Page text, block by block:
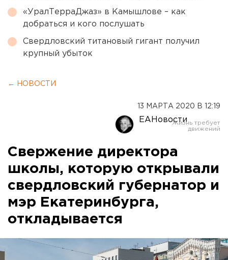
«УралТерраДжаз» в Камышлове – как
добраться и кого послушать
Свердловский титановый гигант получил
крупный убыток
← НОВОСТИ
13 МАРТА 2020 В 12:19
ЕАНовости
Свержение директора
школы, которую открывали
свердловский губернатор и
мэр Екатеринбурга,
откладывается